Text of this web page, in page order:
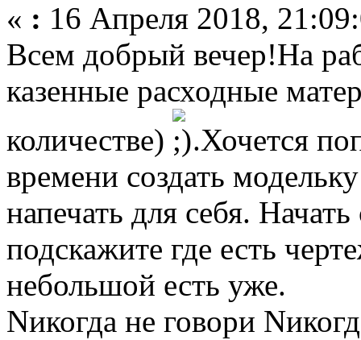
« : 16 Апреля 2018,
Всем добрый вечер!На
казенные расходные
количестве)
.Хочется
времени создать
напечать для себя.
подскажите где есть
небольшой есть уже.
Nикогда не говори